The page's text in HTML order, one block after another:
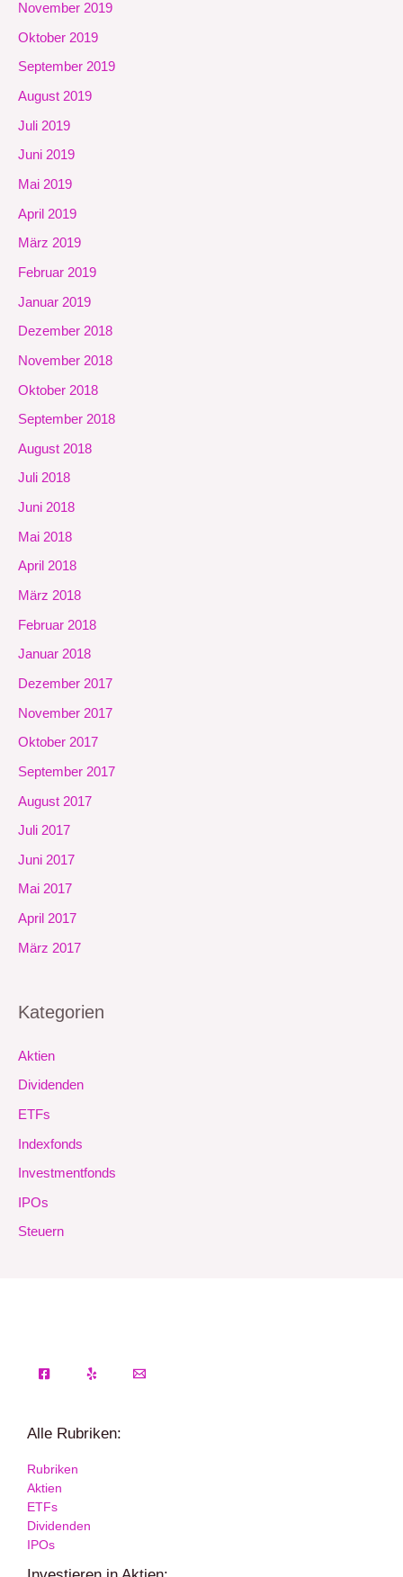
November 2019
Oktober 2019
September 2019
August 2019
Juli 2019
Juni 2019
Mai 2019
April 2019
März 2019
Februar 2019
Januar 2019
Dezember 2018
November 2018
Oktober 2018
September 2018
August 2018
Juli 2018
Juni 2018
Mai 2018
April 2018
März 2018
Februar 2018
Januar 2018
Dezember 2017
November 2017
Oktober 2017
September 2017
August 2017
Juli 2017
Juni 2017
Mai 2017
April 2017
März 2017
Kategorien
Aktien
Dividenden
ETFs
Indexfonds
Investmentfonds
IPOs
Steuern
Alle Rubriken:
Rubriken
Aktien
ETFs
Dividenden
IPOs